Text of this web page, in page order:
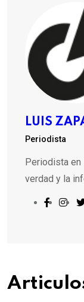
LUIS
Periodista
Periodista
verdad y la